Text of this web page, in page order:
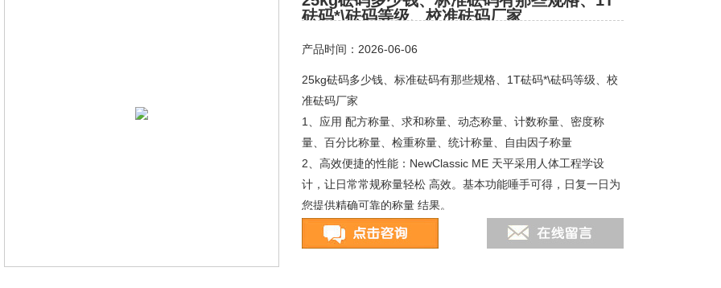
砝码*\砝码等级、校准砝码厂家
产品时间：2026-06-06
25kg砝码多少钱、标准砝码有那些规格、1T砝码*\砝码等级、校
准砝码厂家
1、应用 配方称量、求和称量、动态称量、计数称量、密度称
量、百分比称量、检重称量、统计称量、自由因子称量
2、高效便捷的性能：NewClassic ME 天平采用人体工程学设
计，让日常常规称量轻松 高效。基本功能唾手可得，日复一日为
您提供精确可靠的称量 结果。
3、坚固的金属机架，加固的机身，过载保护Z高可达